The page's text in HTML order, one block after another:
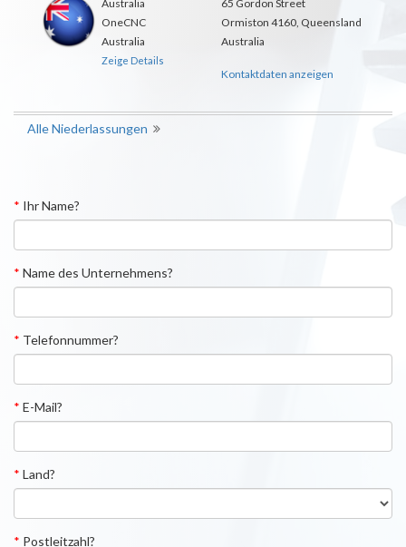
Australia
OneCNC
Australia
Zeige Details
65 Gordon Street
Ormiston 4160, Queensland
Australia
Kontaktdaten anzeigen
Alle Niederlassungen
* Ihr Name?
* Name des Unternehmens?
* Telefonnummer?
* E-Mail?
* Land?
* Postleitzahl?